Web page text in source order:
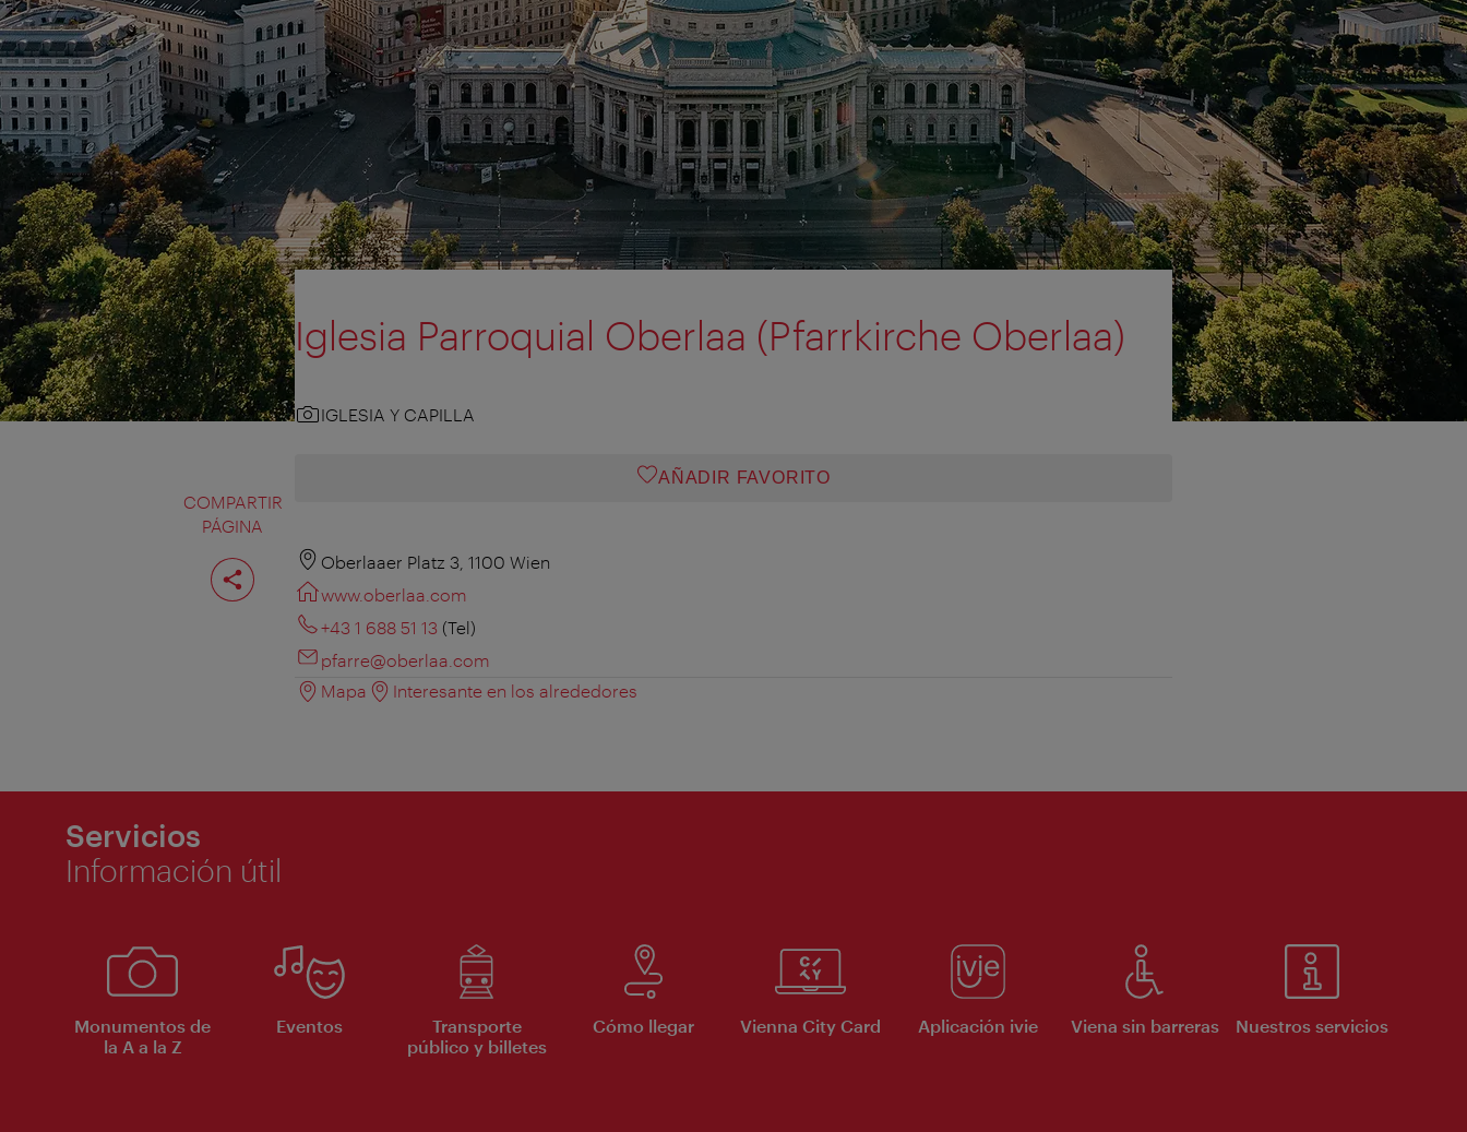
COMPARTIR
PÁGINA
Compartir
página
Iglesia Parroquial Oberlaa (Pfarrkirche Oberlaa)
IGLESIA Y CAPILLA
AÑADIR FAVORITO
Oberlaaer Platz 3, 1100 Wien
www.oberlaa.com
+43 1 688 51 13 (Tel)
pfarre@oberlaa.com
Mapa
Interesante en los alrededores
Servicios
Información útil
Monumentos de
la A a la Z
Eventos
Transporte
público y billetes
Cómo llegar Vienna City Card Aplicación ivie Viena sin barreras Nuestros servicios